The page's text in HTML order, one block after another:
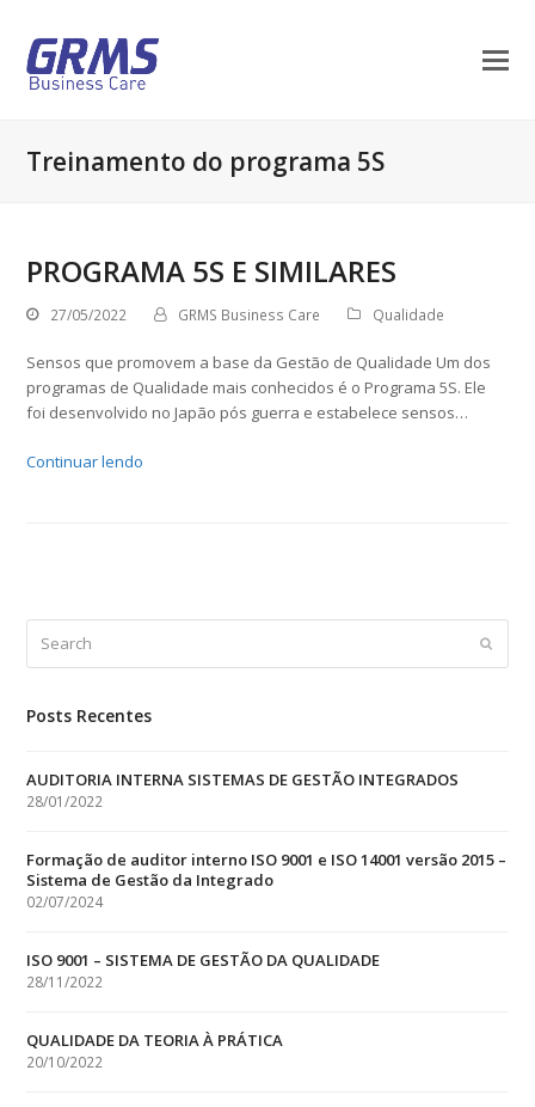
Treinamento do programa 5S
PROGRAMA 5S E SIMILARES
27/05/2022 GRMS Business Care Qualidade
Sensos que promovem a base da Gestão de Qualidade Um dos
programas de Qualidade mais conhecidos é o Programa 5S. Ele
foi desenvolvido no Japão pós guerra e estabelece sensos…
Continuar lendo
Submit
Posts Recentes
AUDITORIA INTERNA SISTEMAS DE GESTÃO INTEGRADOS
28/01/2022
Formação de auditor interno ISO 9001 e ISO 14001 versão 2015 –
Sistema de Gestão da Integrado
02/07/2024
ISO 9001 – SISTEMA DE GESTÃO DA QUALIDADE
28/11/2022
QUALIDADE DA TEORIA À PRÁTICA
20/10/2022